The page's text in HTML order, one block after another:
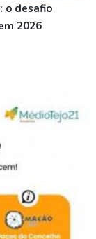
o desafio
2026